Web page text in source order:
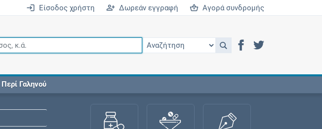
Είσοδος χρήστη Δωρεάν εγγραφή Αγορά συνδρομής
Περί Γαληνού